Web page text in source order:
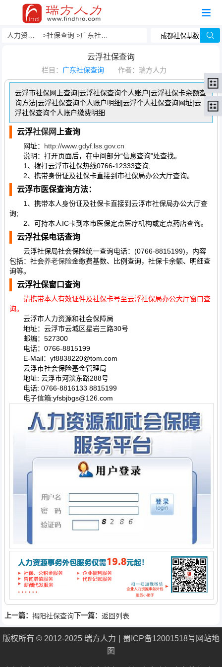
社保查询 广东社保查询
云浮社保查询
栏目： 广东社保查询 作者：瑞方人力
云浮市社保网上查询|云浮社保查询个人账户|云浮社保卡余额查
询方法|云浮社保查询个人账户明细|云浮个人社保查询网址|云
浮社保查询个人账户缴费明细
云浮社保网 上查询
网址： http://www.gdyf.lss.gov.cn
说明：打开页面后，在中间部分“信息查询”处查找。
1、拨打云浮市社保热线0766-12333查询;
2、携带身份证及社保卡直接到市社保局办公大厅查询。
云浮市医保查询方法：
1、携带本人身份证及社保卡直接到云浮市社保局办公大厅查
询;
2、可持本人IC卡到本市医保定点医疗机构或定点药店查询。
云浮社保电话查询
云浮社保局社会保险统一查询电话：(0766-8815199)，内容
包括：社会养老保险金缴费基数、比例查询，社保卡余额、明细查
询等。
云浮社保窗口查询
请携带本人有效证件及社保卡号至云浮社保局办公大厅窗口查
询。
云浮市人力资源和社会保障局
地址：云浮市云城区星岩三路30号
邮编：527300
电话：0766-8815199
E-Mail：yf8838220@tom.com
云浮市社会保险基金管理局
地址: 云浮市河滨东路288号
电话: 0766-8816133 8815199
电子信箱:yfsbjbgs@126.com
上一篇： 揭阳社保查询下一篇： 返回列表
版权所有 © 2012-2025 瑞方人力 蜀ICP备12001518号 网站地
图